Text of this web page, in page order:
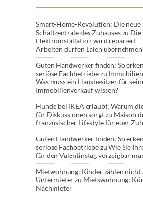
Smart-Home-Revolution: Die neue
Schaltzentrale des Zuhauseszu Die
Elektroinstallation wird repariert –
Arbeiten dürfen Laien
Guten Handwerker finden: So
seriöse Fachbetriebezu
Was muss ein Hausbesitzer für
Immobilienverkauf wissen?
Hunde bei IKEA erlaubt: Warum
für Diskussionen sorgtzu Maison
französischer Lifestyle für euer
Guten Handwerker finden: So
seriöse Fachbetriebezu Wie Sie
für den Valentinstag vorzeigbar
Mietwohnung: Kinder zählen nicht
Untermieterzu Mietswohnung:
Nachmieter